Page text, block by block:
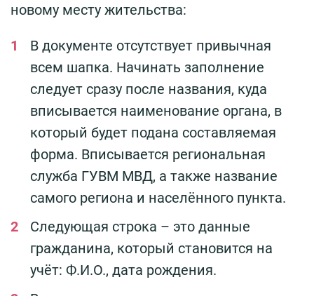
новому месту жительства:
В документе отсутствует привычная
всем шапка. Начинать заполнение
следует сразу после названия, куда
вписывается наименование органа, в
который будет подана составляемая
форма. Вписывается региональная
служба ГУВМ МВД, а также название
самого региона и населённого пункта.
Следующая строка – это данные
гражданина, который становится на
учёт: Ф.И.О., дата рождения.